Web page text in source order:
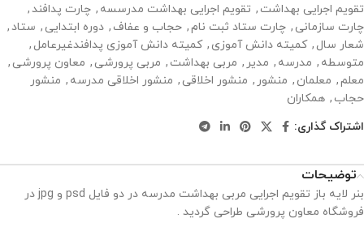
تقویم اجرایی بهداشت , تقویم اجرایی بهداشت مدرسسه , چارت پدافند,
چارت سازمانی , چارت ستاد ثبت نام, حجاب و عفاف , دوره ابتدایی , ستاد ,
شعار سال , کمیته دانش آموزی , کمیته دانش آموزی پدافندغیرعامل ,
متوسطه , مدرسه , مدیر , مربی بهداشت , مربی پرورشی , معاون پرورشی ,
معلم, معلمان , منشور , منشور اخلاقی , منشور اخلاقی مدرسه , منشور
حجاب , همکاران
اشتراک گذاری:
توضیحات
بنر لایه باز تقویم اجرایی مربی بهداشت مدرسه در دو فایل psd و jpg در
فروشگاه معاون پرورشی طراحی گردید .